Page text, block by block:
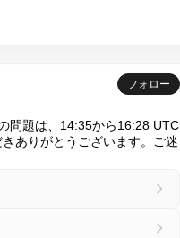
フォロー
問題は、14:35から16:28 UTC
ありがとうございます。ご迷